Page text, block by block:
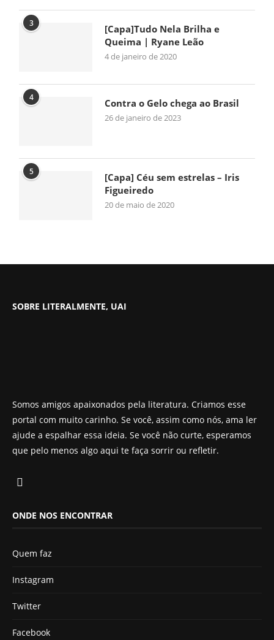
3
[Capa]Tudo Nela Brilha e
Queima | Ryane Leão
4 de janeiro de 2020
4 Contra o Gelo chega ao Brasil
26 de janeiro de 2023
5
[Capa] Céu sem estrelas – Iris
Figueiredo
20 de maio de 2020
SOBRE LITERALMENTE, UAI
Somos amigos apaixonados pela literatura. Criamos esse
portal com muito carinho. Se você, assim como nós, ama ler
ajude a espalhar essa ideia. Se você não curte, esperamos
que pelo menos algo aqui te faça sorrir ou refletir.
ONDE NOS ENCONTRAR
Quem faz
Instagram
Twitter
Facebook